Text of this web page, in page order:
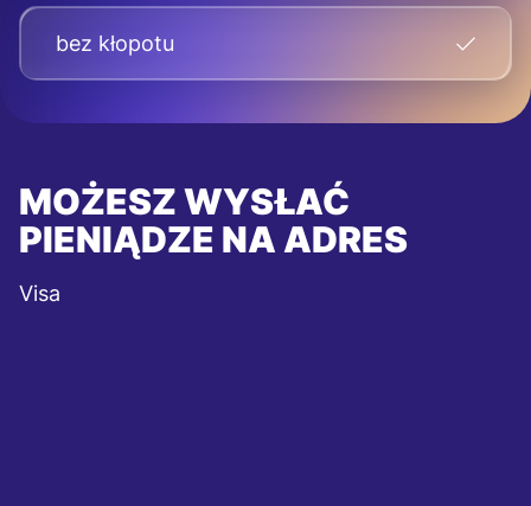
bez kłopotu
MOŻESZ WYSŁAĆ
PIENIĄDZE NA ADRES
Visa